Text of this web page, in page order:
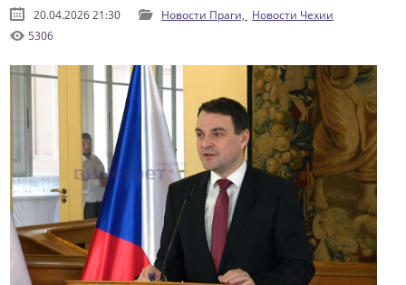
20.04.2026 21:30 Новости Праги, Новости Чехии
5306